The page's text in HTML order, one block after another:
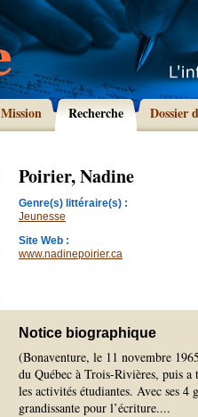
Mission Recherche Dossier
Poirier, Nadine
Genre(s) littéraire(s) :
Jeunesse
Site Web :
www.nadinepoirier.ca
Notice biographique
(Bonaventure, le 11 novembre
du Québec à Trois-Rivières, puis a
les activités étudiantes. Avec ses 4
grandissante pour l’écriture....